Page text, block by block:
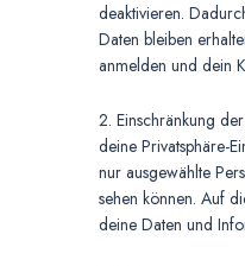
deaktivieren.
Daten bleiben
anmelden und dein
2. Einschränkung
deine Privatsphäre-
nur ausgewählte
sehen können. Auf
deine Daten und